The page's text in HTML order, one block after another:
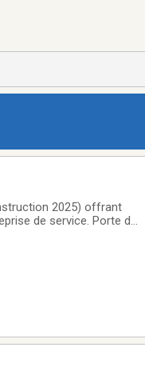
service. Porte de